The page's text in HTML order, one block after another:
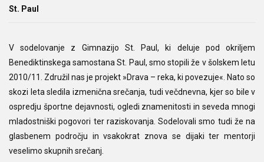
St. Paul
V sodelovanje z Gimnazijo St. Paul, ki deluje pod okriljem
Benediktinskega samostana St. Paul, smo stopili že v šolskem letu
2010/11. Združil nas je projekt »Drava – reka, ki povezuje«. Nato so
skozi leta sledila izmenična srečanja, tudi večdnevna, kjer so bile v
ospredju športne dejavnosti, ogledi znamenitosti in seveda mnogi
mladostniški pogovori ter raziskovanja. Sodelovali smo tudi že na
glasbenem področju in vsakokrat znova se dijaki ter mentorji
veselimo skupnih srečanj.